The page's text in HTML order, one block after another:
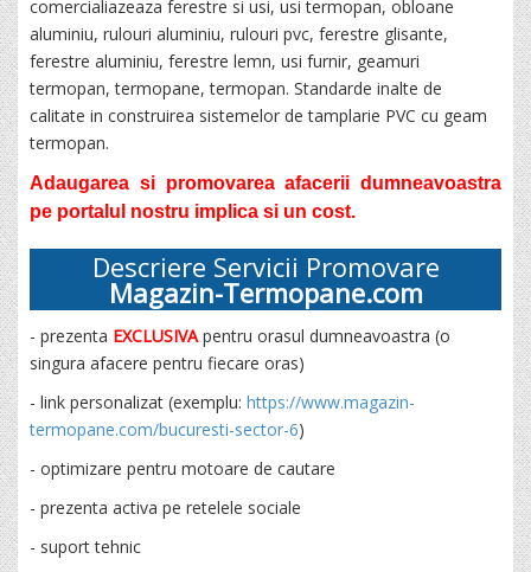
comercialiazeaza ferestre si usi, usi termopan, obloane
aluminiu, rulouri aluminiu, rulouri pvc, ferestre glisante,
ferestre aluminiu, ferestre lemn, usi furnir, geamuri
termopan, termopane, termopan. Standarde inalte de
calitate in construirea sistemelor de tamplarie PVC cu geam
termopan.
Adaugarea si promovarea afacerii dumneavoastra
pe portalul nostru implica si un cost.
Descriere Servicii Promovare
Magazin-Termopane.com
- prezenta EXCLUSIVApentru orasul dumneavoastra (o
singura afacere pentru fiecare oras)
- link personalizat (exemplu: https://www.magazin-
termopane.com/bucuresti-sector-6)
- optimizare pentru motoare de cautare
- prezenta activa pe retelele sociale
- suport tehnic